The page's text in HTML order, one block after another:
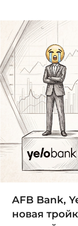
AFB Bank,
новая